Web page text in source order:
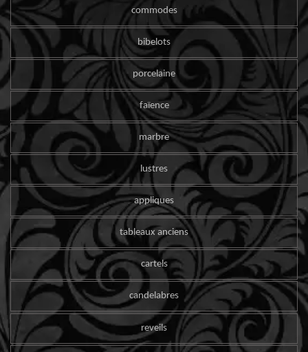
commodes
bibelots
porcelaine
faïence
marbre
lustres
appliques
tableaux anciens
cartels
candelabres
reveils